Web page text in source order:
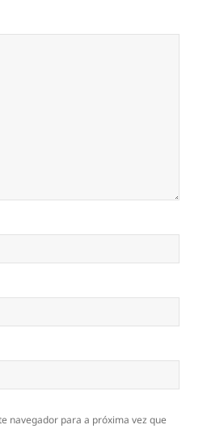
navegador para a próxima vez que